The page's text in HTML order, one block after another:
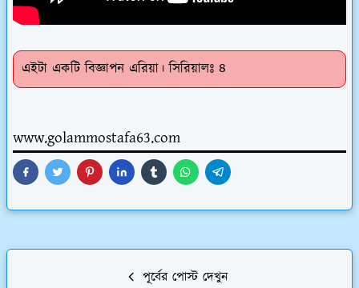
এইটা একটি বিজ্ঞাপন এরিয়া। সিরিয়ালঃ ৪
www.golammostafa63.com
পূর্বের পোস্ট দেখুন